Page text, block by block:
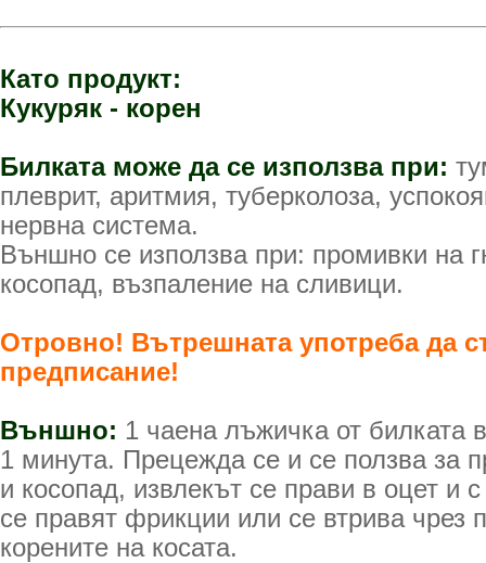
Като продукт:
Кукуряк - корен
Билката може да се използва при:
плеврит, аритмия, туберколоза,
нервна система.
Външно се използва при: промивки на
косопад, възпаление на сливици.
Отровно! Вътрешната употреба да
предписание!
Външно: 1 чаена лъжичка от билката
1 минута. Прецежда се и се ползва за
и косопад, извлекът се прави в оцет и
се правят фрикции или се втрива чрез
корените на косата.